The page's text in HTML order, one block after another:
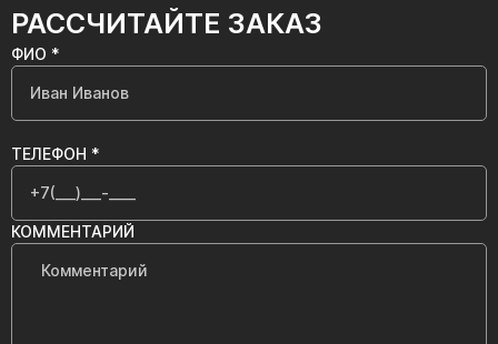
РАССЧИТАЙТЕ ЗАКАЗ
ФИО *
ТЕЛЕФОН *
КОММЕНТАРИЙ